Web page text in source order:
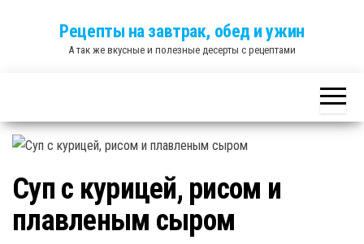
Рецепты на завтрак, обед и ужин
А так же вкусные и полезные десерты с рецептами
Суп с курицей, рисом и
плавленым сыром